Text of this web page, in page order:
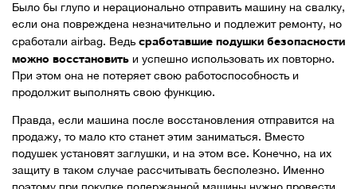
Было бы глупо и нерационально отправить машину на свалку,
если она повреждена незначительно и подлежит ремонту, но
сработали airbag. Ведь сработавшие подушки безопасности
можно восстановить и успешно использовать их повторно.
При этом она не потеряет свою работоспособность и
продолжит выполнять свою функцию.
Правда, если машина после восстановления отправится на
продажу, то мало кто станет этим заниматься. Вместо
подушек установят заглушки, и на этом все. Конечно, на их
защиту в таком случае рассчитывать бесполезно. Именно